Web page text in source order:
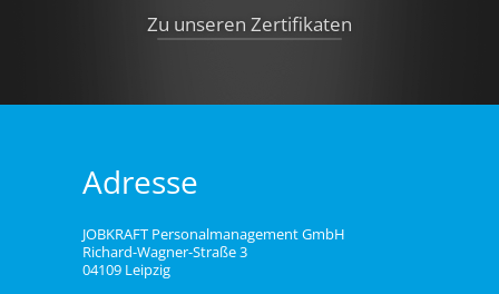
Zu unseren Zertifikaten
Adresse
JOBKRAFT Personalmanagement GmbH
Richard-Wagner-Straße 3
04109 Leipzig